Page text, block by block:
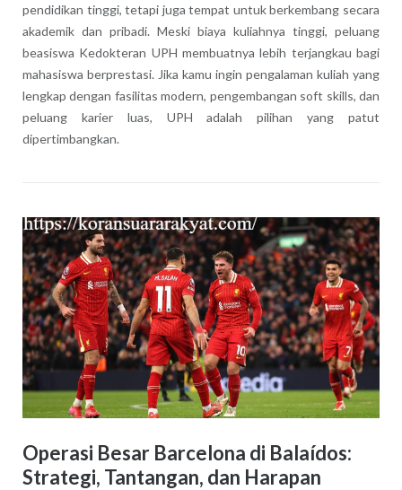
pendidikan tinggi, tetapi juga tempat untuk berkembang secara
akademik dan pribadi. Meski biaya kuliahnya tinggi, peluang
beasiswa Kedokteran UPH membuatnya lebih terjangkau bagi
mahasiswa berprestasi. Jika kamu ingin pengalaman kuliah yang
lengkap dengan fasilitas modern, pengembangan soft skills, dan
peluang karier luas, UPH adalah pilihan yang patut
dipertimbangkan.
Operasi Besar Barcelona di Balaídos:
Strategi, Tantangan, dan Harapan